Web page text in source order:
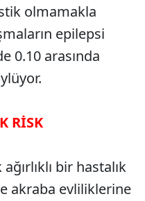
olmamakla
epilepsi
0.10 arasında
RİSK
bir hastalık
akraba evliliklerine